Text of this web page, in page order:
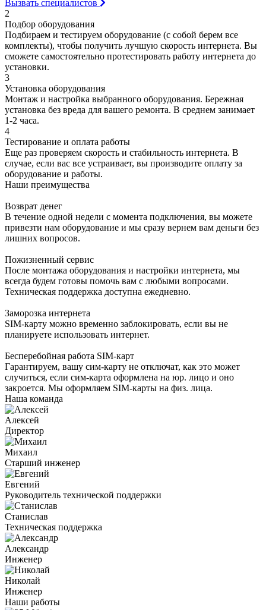
Вызвать специалистов
2
Подбор оборудования
Подбираем и тестируем оборудование (с собой берем все
комплекты), чтобы получить лучшую скорость интернета. Вы
сможете самостоятельно протестировать работу интернета до
установки.
3
Установка оборудования
Монтаж и настройка выбранного оборудования. Бережная
установка без вреда для вашего ремонта. В среднем занимает
1-2 часа.
4
Тестирование и оплата работы
Еще раз проверяем скорость и стабильность интернета. В
случае, если вас все устраивает, вы производите оплату за
оборудование и работы.
Наши преимущества
Возврат денег
В течение одной недели с момента подключения, вы можете
привезти нам оборудование и мы сразу вернем вам деньги без
лишних вопросов.
Пожизненный сервис
После монтажа оборудования и настройки интернета, мы
всегда будем готовы помочь вам с любыми вопросами.
Техническая поддержка доступна ежедневно.
Заморозка интернета
SIM-карту можно временно заблокировать, если вы не
планируете использовать интернет.
Бесперебойная работа SIM-карт
Гарантируем, вашу сим-карту не отключат, как это может
случиться, если сим-карта оформлена на юр. лицо и оно
закроется. Мы оформляем SIM-карты на физ. лица.
Наша команда
Алексей
Директор
Михаил
Старший инженер
Евгений
Руководитель технической поддержки
Станислав
Техническая поддержка
Александр
Инженер
Николай
Инженер
Наши работы